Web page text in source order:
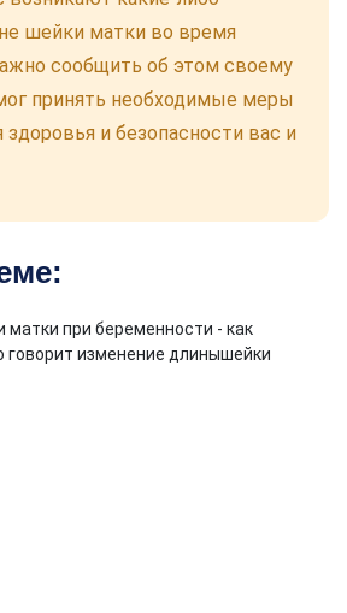
шейки матки во время
сообщить об этом своему
принять необходимые меры
и безопасности вас и